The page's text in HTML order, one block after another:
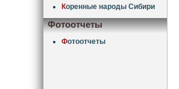
Коренные народы Сибири
Фотоотчеты
Фотоотчеты